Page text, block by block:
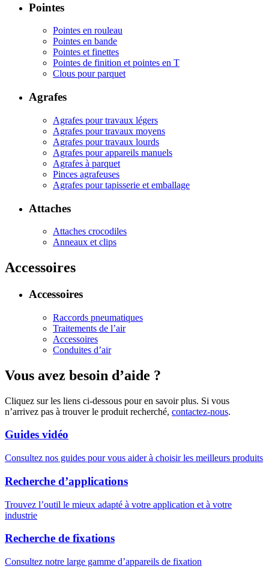
Pointes
Pointes en rouleau
Pointes en bande
Pointes et finettes
Pointes de finition et pointes en T
Clous pour parquet
Agrafes
Agrafes pour travaux légers
Agrafes pour travaux moyens
Agrafes pour travaux lourds
Agrafes pour appareils manuels
Agrafes à parquet
Pinces agrafeuses
Agrafes pour tapisserie et emballage
Attaches
Attaches crocodiles
Anneaux et clips
Accessoires
Accessoires
Raccords pneumatiques
Traitements de l’air
Accessoires
Conduites d’air
Vous avez besoin d’aide ?
Cliquez sur les liens ci-dessous pour en savoir plus. Si vous
n’arrivez pas à trouver le produit recherché, contactez-nous.
Guides vidéo
Consultez nos guides pour vous aider à choisir les meilleurs produits
Recherche d’applications
Trouvez l’outil le mieux adapté à votre application et à votre
industrie
Recherche de fixations
Consultez notre large gamme d’appareils de fixation